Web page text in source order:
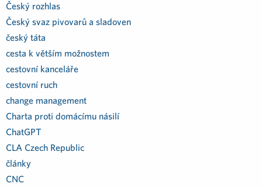
Český rozhlas
Český svaz pivovarů a sladoven
český táta
cesta k větším možnostem
cestovní kanceláře
cestovní ruch
change management
Charta proti domácímu násilí
ChatGPT
CLA Czech Republic
články
CNC